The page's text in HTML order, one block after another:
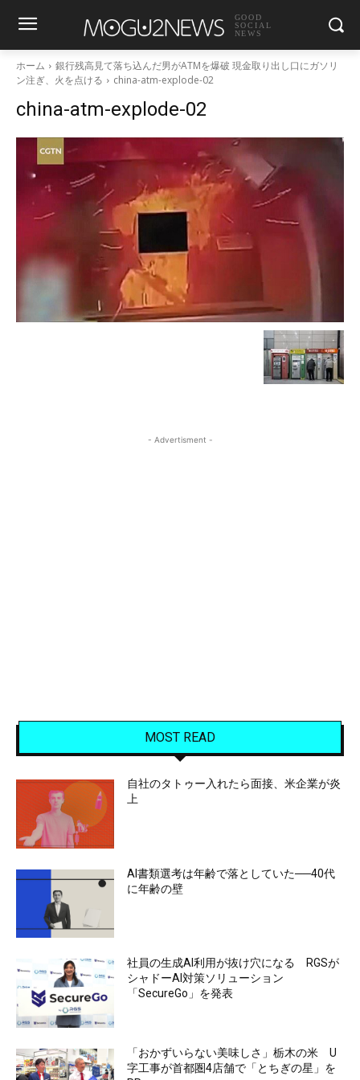
GOOD
SOCIAL
NEWS
ホーム
銀行残高見て落ち込んだ男がATMを爆破 現金取り出し口にガソリ
ン注ぎ、火を点ける
china-atm-explode-02
china-atm-explode-02
- Advertisment -
MOST READ
自社のタトゥー入れたら面接、米企業が炎
上
AI書類選考は年齢で落としていた──40代
に年齢の壁
社員の生成AI利用が抜け穴になる RGSが
シャドーAI対策ソリューション
「SecureGo」を発表
「おかずいらない美味しさ」栃木の米 U
字工事が首都圏4店舗で「とちぎの星」を